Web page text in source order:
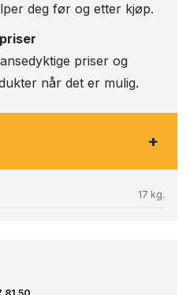
deg før og etter kjøp.
priser og
når det er mulig.
+
17 kg.